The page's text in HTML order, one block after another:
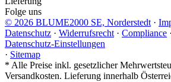
Folge uns
© 2026 BLUME2000 SE, Norderstedt ·
Datenschutz · Widerrufsrecht · Compliance ·
Datenschutz-Einstellungen
· Sitemap
* Alle Preise inkl. gesetzlicher
Versandkosten. Lieferung innerhalb